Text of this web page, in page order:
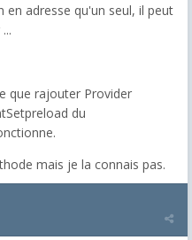
en adresse qu'un seul, il peut
que rajouter Provider
du
mais je la connais pas.